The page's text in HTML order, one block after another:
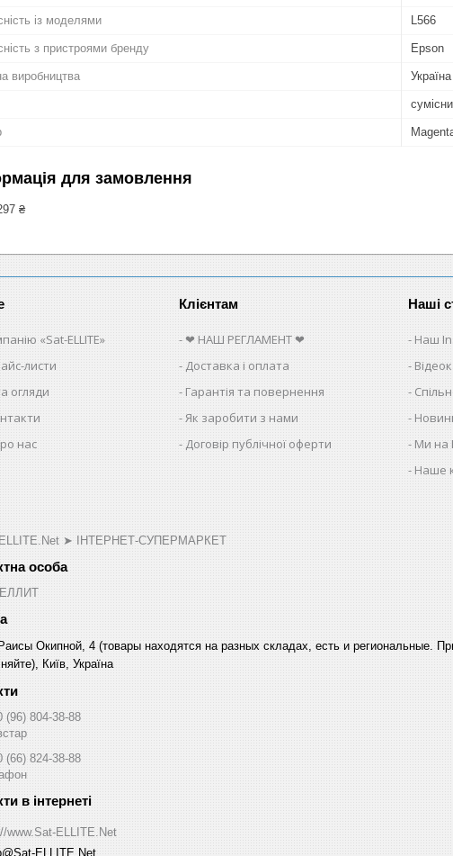
із моделями L566
з пристроями бренду Epson
виробництва Україна
для замовлення
₴
«Sat-ELLITE»
листи
огляди
нас
Клієнтам
❤ НАШ РЕГЛАМЕНТ ❤
Доставка і оплата
Гарантія та повернення
Як заробити з нами
Договір публічної оферти
Наші
Наш
Ми на
Наше
➤ ІНТЕРНЕТ-СУПЕРМАРКЕТ
Окипной, 4 (товары находятся на разных складах, есть и региональные.
Київ, Україна
(96) 804-38-88
(66) 824-38-88
www.Sat-ELLITE.Net
ELLITE.Net